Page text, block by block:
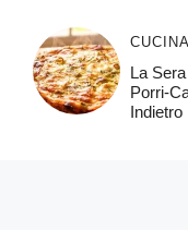
CUCINA
La
Porri-
Indietro